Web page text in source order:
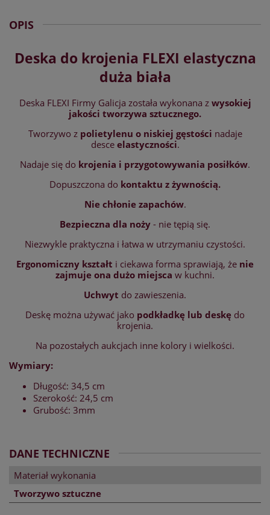
OPIS
Deska do krojenia FLEXI elastyczna
duża biała
Deska FLEXI Firmy Galicja została wykonana z wysokiej
jakości tworzywa sztucznego.
Tworzywo z polietylenu o niskiej gęstości nadaje
desce elastyczności.
Nadaje się do krojenia i przygotowywania posiłków.
Dopuszczona do kontaktu z żywnością.
Nie chłonie zapachów.
Bezpieczna dla noży - nie tępią się.
Niezwykle praktyczna i łatwa w utrzymaniu czystości.
Ergonomiczny kształt i ciekawa forma sprawiają, że nie
zajmuje ona dużo miejsca w kuchni.
Uchwyt do zawieszenia.
Deskę można używać jako podkładkę lub deskę do
krojenia.
Na pozostałych aukcjach inne kolory i wielkości.
Wymiary:
Długość: 34,5 cm
Szerokość: 24,5 cm
Grubość: 3mm
DANE TECHNICZNE
Materiał wykonania
Tworzywo sztuczne